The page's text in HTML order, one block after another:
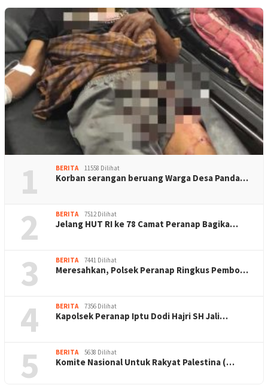
1 BERITA 11558 Dilihat
Korban serangan beruang Warga Desa Panda…
2 BERITA 7512 Dilihat
Jelang HUT RI ke 78 Camat Peranap Bagika…
3 BERITA 7441 Dilihat
Meresahkan, Polsek Peranap Ringkus Pembo…
4 BERITA 7356 Dilihat
Kapolsek Peranap Iptu Dodi Hajri SH Jali…
5 BERITA 5638 Dilihat
Komite Nasional Untuk Rakyat Palestina (…